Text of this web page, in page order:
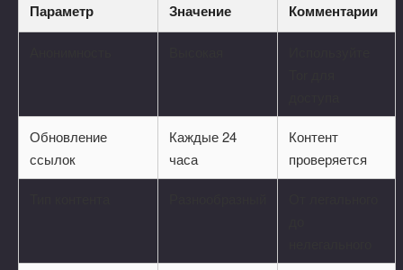
Параметр Значение Комментарии
Обновление
ссылок
Каждые 24
часа
Контент
проверяется